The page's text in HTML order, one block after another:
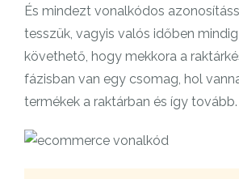
És mindezt vonalkódos
tesszük, vagyis valós időben
követhető, hogy mekkora a
fázisban van egy csomag, hol
termékek a raktárban és így tovább.